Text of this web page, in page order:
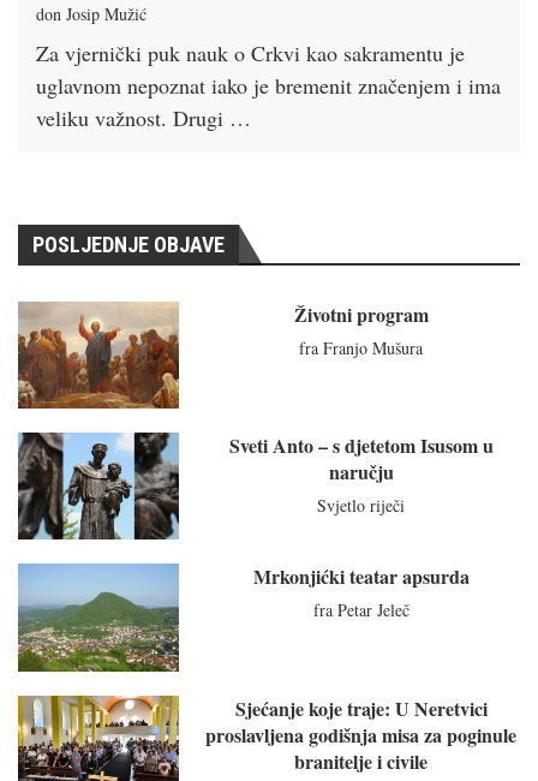
don Josip Mužić
Za vjernički puk nauk o Crkvi kao sakramentu je
uglavnom nepoznat iako je bremenit značenjem i ima
veliku važnost. Drugi …
POSLJEDNJE OBJAVE
Životni program
fra Franjo Mušura
Sveti Anto – s djetetom Isusom u
naručju
Svjetlo riječi
Mrkonjićki teatar apsurda
fra Petar Jeleč
Sjećanje koje traje: U Neretvici
proslavljena godišnja misa za poginule
branitelje i civile